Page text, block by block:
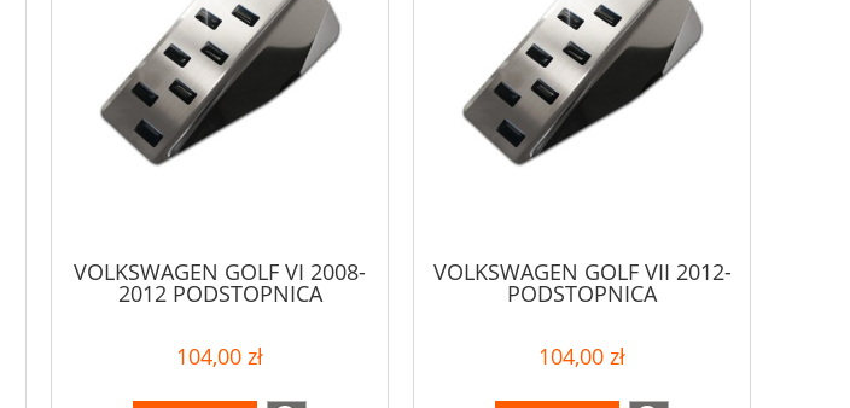
VOLKSWAGEN GOLF VI 2008-
2012 PODSTOPNICA
104,00 zł
VOLKSWAGEN GOLF VII 2012-
PODSTOPNICA
104,00 zł